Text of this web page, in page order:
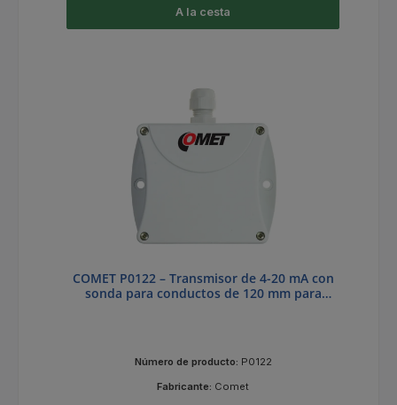
A la cesta
COMET P0122 – Transmisor de 4-20 mA con
sonda para conductos de 120 mm para
Número de producto: P0122
Fabricante: Comet